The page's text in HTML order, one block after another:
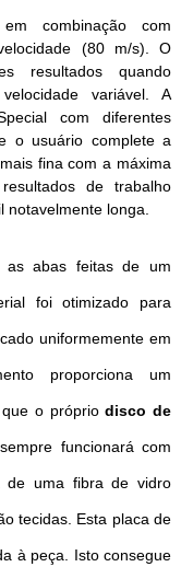
combinação com
(80 m/s). O
resultados quando
variável. A
com diferentes
o usuário complete a
fina com a máxima
de trabalho
longa.
as abas feitas de um
foi otimizado para
uniformemente em
proporciona um
que o própriodisco de
funcionará com
de uma fibra de vidro
tecidas. Esta placa de
à peça. Isto consegue